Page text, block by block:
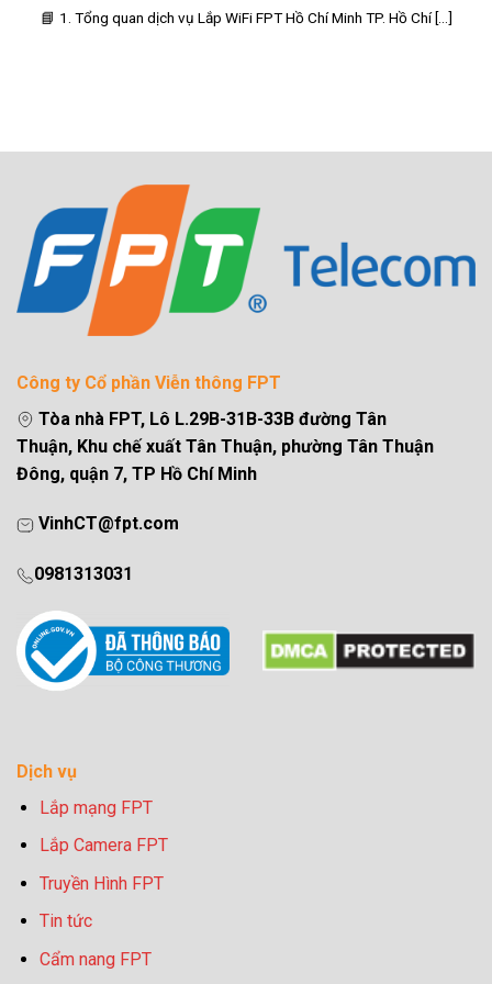
📘 1. Tổng quan dịch vụ Lắp WiFi FPT Hồ Chí Minh TP. Hồ Chí [...]
Công ty Cổ phần Viễn thông FPT
Tòa nhà FPT, Lô L.29B-31B-33B đường Tân
Thuận, Khu chế xuất Tân Thuận, phường Tân Thuận
Đông, quận 7, TP Hồ Chí Minh
VinhCT@fpt.com
0981313031
Dịch vụ
Lắp mạng FPT
Lắp Camera FPT
Truyền Hình FPT
Tin tức
Cẩm nang FPT